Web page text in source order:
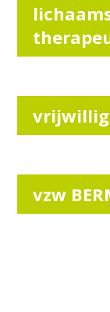
vzw